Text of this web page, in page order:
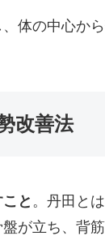
体の中心か
改善法
と 。丹田と
が立ち、背